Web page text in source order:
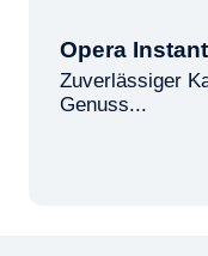
Opera Instant
Zuverlässiger
Genuss...